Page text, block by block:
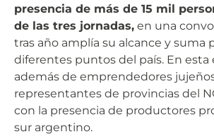
presencia de más de 15 mil
de las tres jornadas, en una
tras año amplía su alcance y suma
diferentes puntos del país. En esta
además de emprendedores
representantes de provincias del
con la presencia de productores
sur argentino.